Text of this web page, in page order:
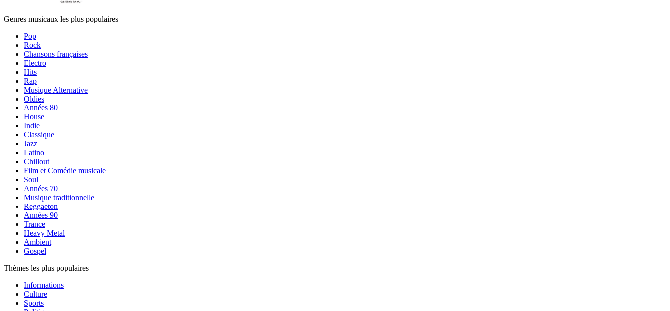
Genres musicaux les plus populaires
Pop
Rock
Chansons françaises
Electro
Hits
Rap
Musique Alternative
Oldies
Années 80
House
Indie
Classique
Jazz
Latino
Chillout
Film et Comédie musicale
Soul
Années 70
Musique traditionnelle
Reggaeton
Années 90
Trance
Heavy Metal
Ambient
Gospel
Thèmes les plus populaires
Informations
Culture
Sports